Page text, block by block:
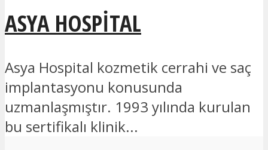
ASYA HOSPITAL
Asya Hospital kozmetik cerrahi ve saç
implantasyonu konusunda
uzmanlaşmıştır. 1993 yılında kurulan
bu sertifikalı klinik...